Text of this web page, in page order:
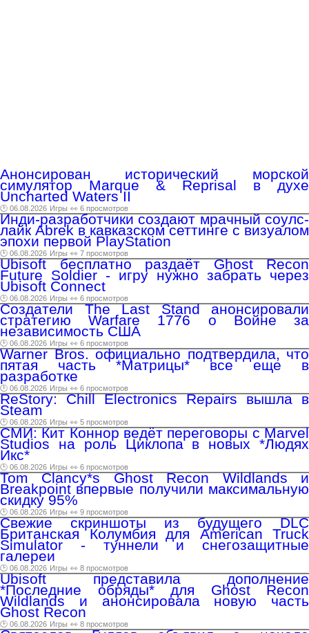
Анонсирован исторический морской
симулятор Marque & Reprisal в духе
Uncharted Waters II
🕑 06.08.2026 Игры 👀 6 просмотров
Инди-разработчики создают мрачный соулс-
лайк Abrek в кавказском сеттинге с визуалом
эпохи первой PlayStation
🕑 06.08.2026 Игры 👀 7 просмотров
Ubisoft бесплатно раздаёт Ghost Recon
Future Soldier - игру нужно забрать через
Ubisoft Connect
🕑 06.08.2026 Игры 👀 6 просмотров
Создатели The Last Stand анонсировали
стратегию Warfare 1776 о Войне за
независимость США
🕑 06.08.2026 Игры 👀 6 просмотров
Warner Bros. официально подтвердила, что
пятая часть *Матрицы* все еще в
разработке
🕑 06.08.2026 Игры 👀 6 просмотров
ReStory: Chill Electronics Repairs вышла в
Steam
🕑 06.08.2026 Игры 👀 5 просмотров
СМИ: Кит Коннор ведёт переговоры с Marvel
Studios на роль Циклопа в новых *Людях
Икс*
🕑 06.08.2026 Игры 👀 6 просмотров
Tom Clancy*s Ghost Recon Wildlands и
Breakpoint впервые получили максимальную
скидку 95%
🕑 06.08.2026 Игры 👀 9 просмотров
Свежие скриншоты из будущего DLC
Британская Колумбия для American Truck
Simulator - туннели и снегозащитные
галереи
🕑 06.08.2026 Игры 👀 8 просмотров
Ubisoft представила дополнение
*Последние обряды* для Ghost Recon
Wildlands и анонсировала новую часть
Ghost Recon
🕑 06.08.2026 Игры 👀 8 просмотров